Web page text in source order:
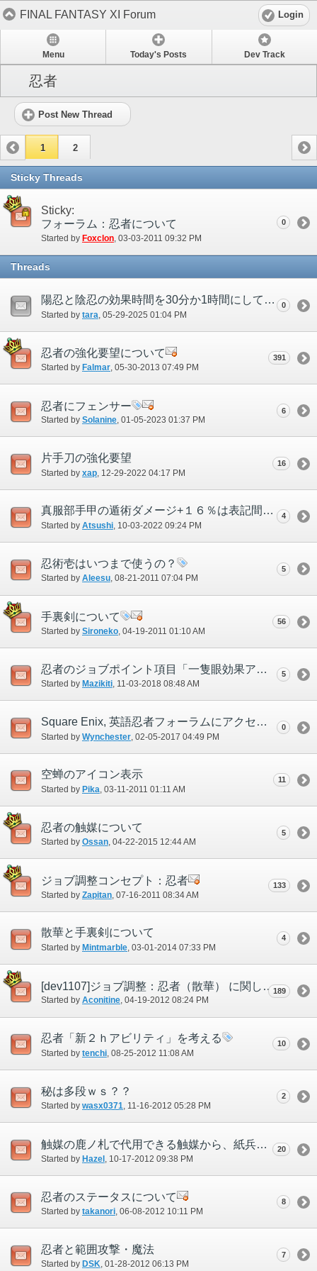
FINAL FANTASY XI Forum Login
Menu Today's Posts Dev Track
忍者
Post New Thread
1 2
Sticky Threads
Sticky:
フォーラム：忍者について
Started by Foxclon‎, 03-03-2011 09:32 PM
0
Threads
陽忍と陰忍の効果時間を30分か1時間にしてほしい
Started by tara ‎, 05-29-2025 01:04 PM
0
忍者の強化要望について
Started by Falmar‎, 05-30-2013 07:49 PM
391
忍者にフェンサー
Started by Solanine‎, 01-05-2023 01:37 PM
6
片手刀の強化要望
Started by xap ‎, 12-29-2022 04:17 PM
16
真服部手甲の遁術ダメージ+１６％は表記間違ってませんか？
Started by Atsushi‎, 10-03-2022 09:24 PM
4
忍術壱はいつまで使うの？
Started by Aleesu‎, 08-21-2011 07:04 PM
5
手裏剣について
Started by Sironeko ‎, 04-19-2011 01:10 AM
56
忍者のジョブポイント項目「一隻眼効果アップ」について
Started by Mazikiti‎, 11-03-2018 08:48 AM
5
Square Enix, 英語忍者フォーラムにアクセスしてください
Started by Wynchester ‎, 02-05-2017 04:49 PM
0
空蝉のアイコン表示
Started by Pika‎, 03-11-2011 01:11 AM
11
忍者の触媒について
Started by Ossan‎, 04-22-2015 12:44 AM
5
ジョブ調整コンセプト：忍者
Started by Zapitan ‎, 07-16-2011 08:34 AM
133
散華と手裏剣について
Started by Mintmarble‎, 03-01-2014 07:33 PM
4
[dev1107]ジョブ調整：忍者（散華） に関して
Started by Aconitine‎, 04-19-2012 08:24 PM
189
忍者「新２ｈアビリティ」を考える
Started by tenchi ‎, 08-25-2012 11:08 AM
10
秘は多段ｗｓ？？
Started by wasx0371‎, 11-16-2012 05:28 PM
2
触媒の鹿ノ札で代用できる触媒から、紙兵を外して欲しい
Started by Hazel ‎, 10-17-2012 09:38 PM
20
忍者のステータスについて
Started by takanori‎, 06-08-2012 10:11 PM
8
忍者と範囲攻撃・魔法
Started by DSK‎, 01-28-2012 06:13 PM
7